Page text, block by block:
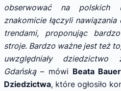
obserwować na polskich
znakomicie łączyli
trendami, proponując
stroje. Bardzo ważne jest też
uwzględniały
Gdańską– mówi Beata
Dziedzictwa, które ogłosiło